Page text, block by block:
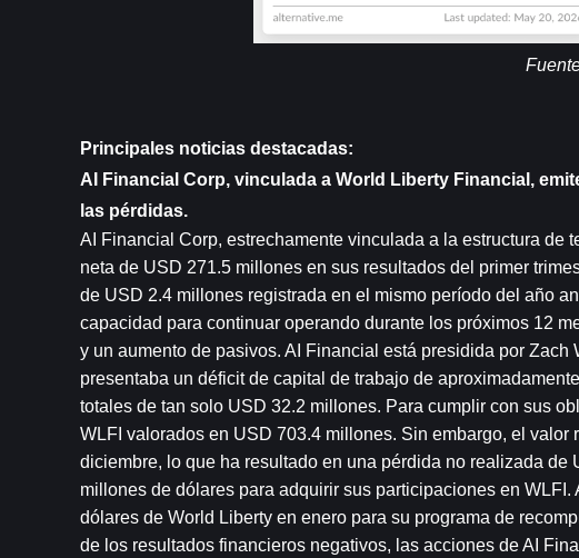
Principales noticias destacadas:
AI Financial Corp, vinculada a World Liberty Financial,
las pérdidas.
AI Financial Corp, estrechamente vinculada a la estructura de
neta de USD 271.5 millones en sus resultados del primer
de USD 2.4 millones registrada en el mismo período del año
capacidad para continuar operando durante los próximos 12
y un aumento de pasivos. AI Financial está presidida por
presentaba un déficit de capital de trabajo de
totales de tan solo USD 32.2 millones. Para cumplir con sus
WLFI valorados en USD 703.4 millones. Sin embargo, el
diciembre, lo que ha resultado en una pérdida no realizada
millones de dólares para adquirir sus participaciones en
dólares de World Liberty en enero para su programa de
de los resultados financieros negativos, las acciones de AI